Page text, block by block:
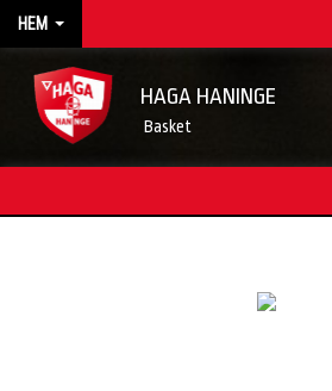
HEM
HAGA HANINGE
Basket